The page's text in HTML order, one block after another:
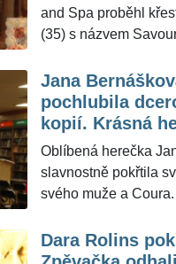
and Spa proběhl
(35) s názvem
krásy a hereckého
kalendáře totiž celý
krutou diagnózou.
Jana
pochlubila
kopií. Krásná
spojuje
Oblíbená herečka
slavnostně pokřtila
svého muže a
Justýna (15), která
nezapře. "S dcerou
Dara Rolins